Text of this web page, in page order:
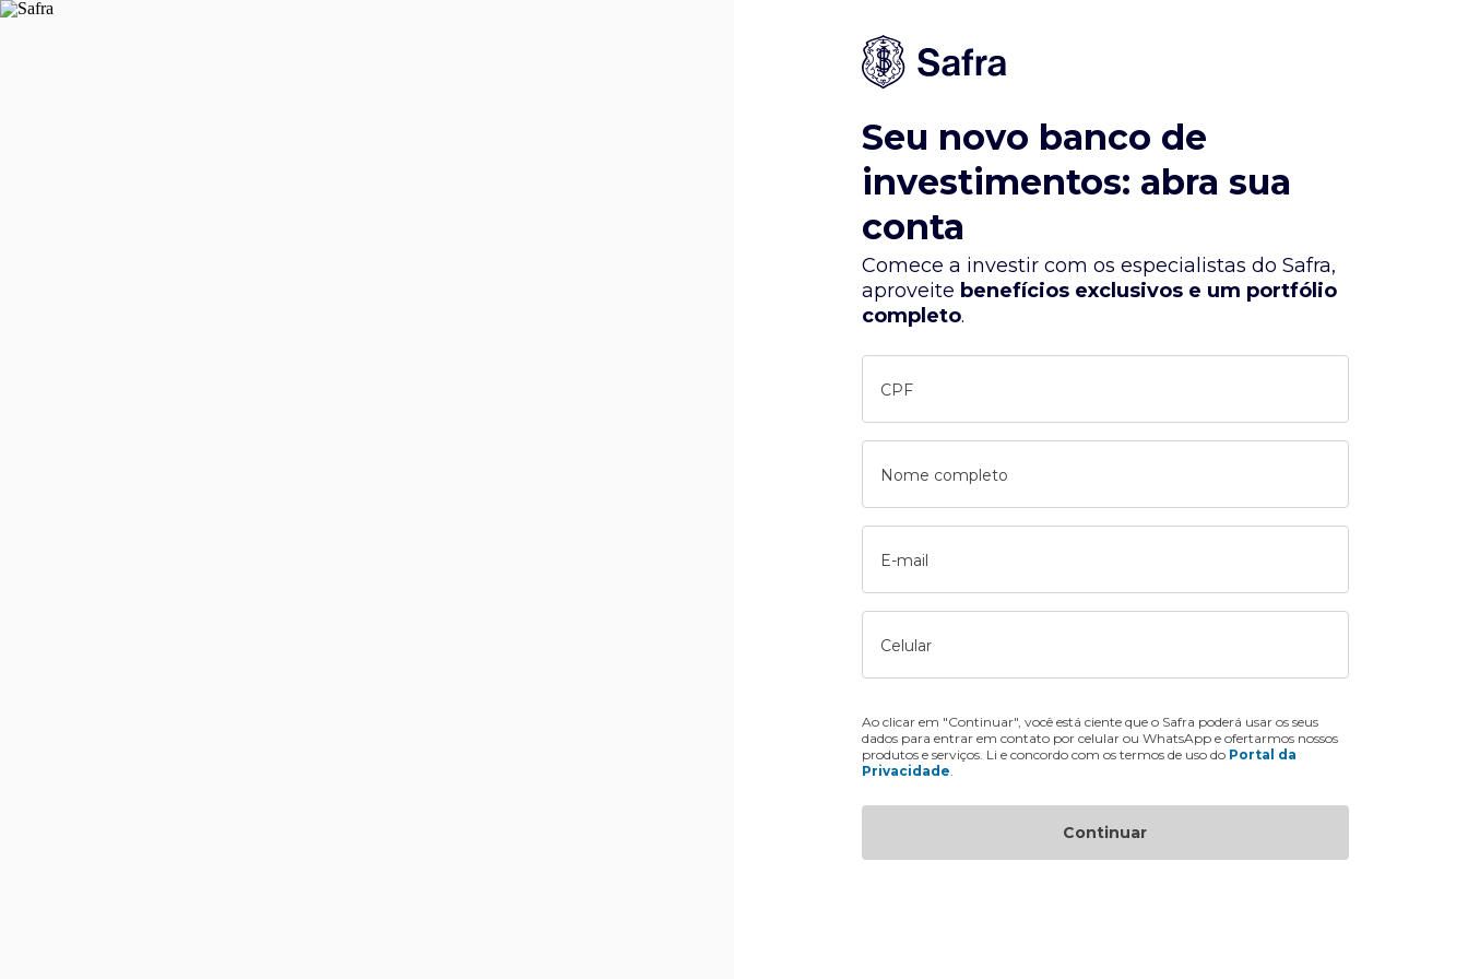
Seu novo banco de
investimentos: abra sua
conta
Comece a investir com os especialistas do Safra,
aproveite benefícios exclusivos e um portfólio
completo.
CPF
Nome completo
E-mail
Celular
Ao clicar em "Continuar", você está ciente que o Safra poderá usar os seus
dados para entrar em contato por celular ou WhatsApp e ofertarmos nossos
produtos e serviços. Li e concordo com os termos de uso do Portal da
Privacidade
Continuar